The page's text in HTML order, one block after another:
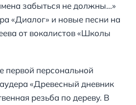
забыться не должны...»
«Диалог» и новые песни на
от вокалистов «Школы
первой персональной
«Древесный дневник
резьба по дереву. В